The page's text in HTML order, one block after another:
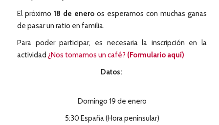
El próximo 18 de enero os esperamos con muchas ganas
de pasar un ratio en familia.
Para poder participar, es necesaria la inscripción en la
actividad ¿Nos tomamos un café? (Formulario aquí)
Datos:
Domingo 19 de enero
5:30 España (Hora peninsular)